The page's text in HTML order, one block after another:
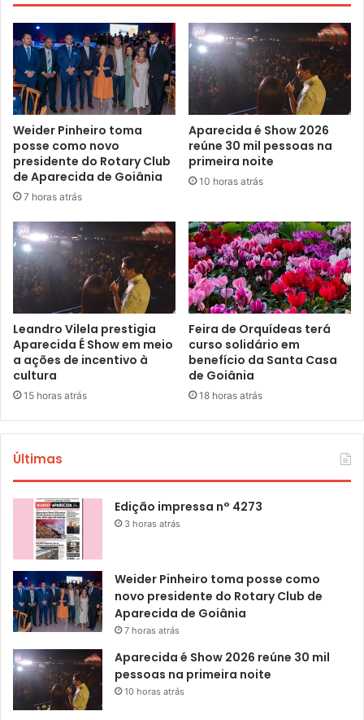
Weider Pinheiro toma
posse como novo
presidente do Rotary Club
de Aparecida de Goiânia
7 horas atrás
Aparecida é Show 2026
reúne 30 mil pessoas na
primeira noite
10 horas atrás
Leandro Vilela prestigia
Aparecida É Show em meio
a ações de incentivo à
cultura
15 horas atrás
Feira de Orquídeas terá
curso solidário em
benefício da Santa Casa
de Goiânia
18 horas atrás
Últimas
Edição impressa n° 4273
3 horas atrás
Weider Pinheiro toma posse como
novo presidente do Rotary Club de
Aparecida de Goiânia
7 horas atrás
Aparecida é Show 2026 reúne 30 mil
pessoas na primeira noite
10 horas atrás